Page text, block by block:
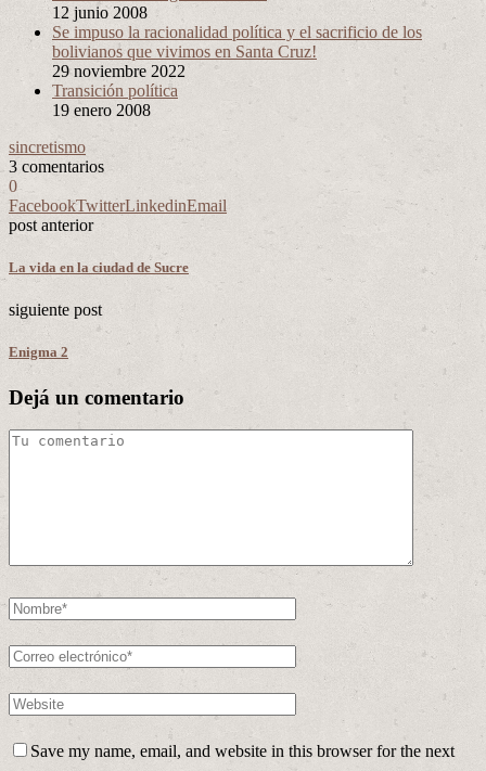
12 junio 2008
Se impuso la racionalidad política y el sacrificio de los
bolivianos que vivimos en Santa Cruz!
29 noviembre 2022
Transición política
19 enero 2008
sincretismo
3 comentarios
0
FacebookTwitterLinkedinEmail
post anterior
La vida en la ciudad de Sucre
siguiente post
Enigma 2
Dejá un comentario
Save my name, email, and website in this browser for the next